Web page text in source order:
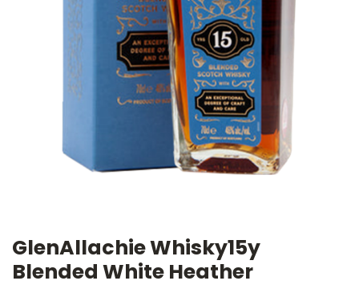
GlenAllachie Whisky15y
Blended White Heather